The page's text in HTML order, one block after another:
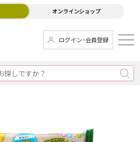
オンラインショップ
ログイン･会員登録